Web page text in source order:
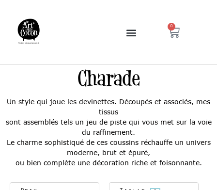
0
Charade
Un style qui joue les devinettes. Découpés et associés, mes
tissus
sont assemblés tels un jeu de piste qui vous met sur la voie
du raffinement.
Le charme sophistiqué de ces coussins réchauffe un univers
moderne, brut et épuré,
ou bien complète une décoration riche et foisonnante.